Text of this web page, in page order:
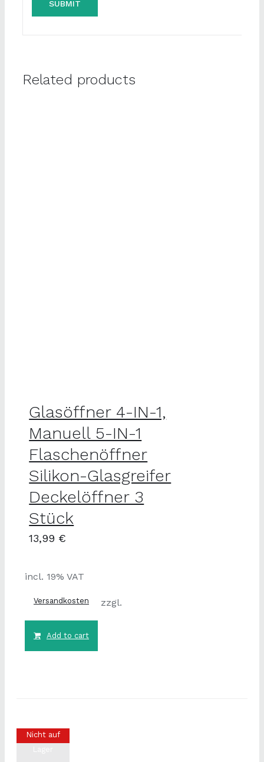
Related products
Glasöffner 4-IN-1,
Manuell 5-IN-1
Flaschenöffner
Silikon-Glasgreifer
Deckelöffner 3
Stück
13,99 €
incl. 19% VAT
zzgl.
Versandkosten
Add to cart
Nicht auf